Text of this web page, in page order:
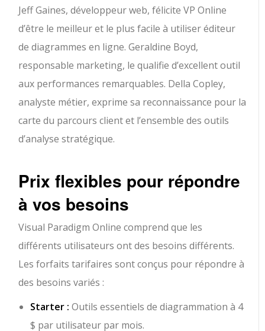
Jeff Gaines, développeur web, félicite VP Online
d’être le meilleur et le plus facile à utiliser éditeur
de diagrammes en ligne. Geraldine Boyd,
responsable marketing, le qualifie d’excellent outil
aux performances remarquables. Della Copley,
analyste métier, exprime sa reconnaissance pour la
carte du parcours client et l’ensemble des outils
d’analyse stratégique.
Prix flexibles pour répondre
à vos besoins
Visual Paradigm Online comprend que les
différents utilisateurs ont des besoins différents.
Les forfaits tarifaires sont conçus pour répondre à
des besoins variés :
Starter : Outils essentiels de diagrammation à 4
$ par utilisateur par mois.